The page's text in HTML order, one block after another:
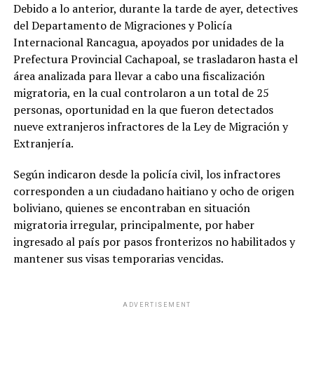
Debido a lo anterior, durante la tarde de ayer, detectives
del Departamento de Migraciones y Policía
Internacional Rancagua, apoyados por unidades de la
Prefectura Provincial Cachapoal, se trasladaron hasta el
área analizada para llevar a cabo una fiscalización
migratoria, en la cual controlaron a un total de 25
personas, oportunidad en la que fueron detectados
nueve extranjeros infractores de la Ley de Migración y
Extranjería.
Según indicaron desde la policía civil, los infractores
corresponden a un ciudadano haitiano y ocho de origen
boliviano, quienes se encontraban en situación
migratoria irregular, principalmente, por haber
ingresado al país por pasos fronterizos no habilitados y
mantener sus visas temporarias vencidas.
ADVERTISEMENT